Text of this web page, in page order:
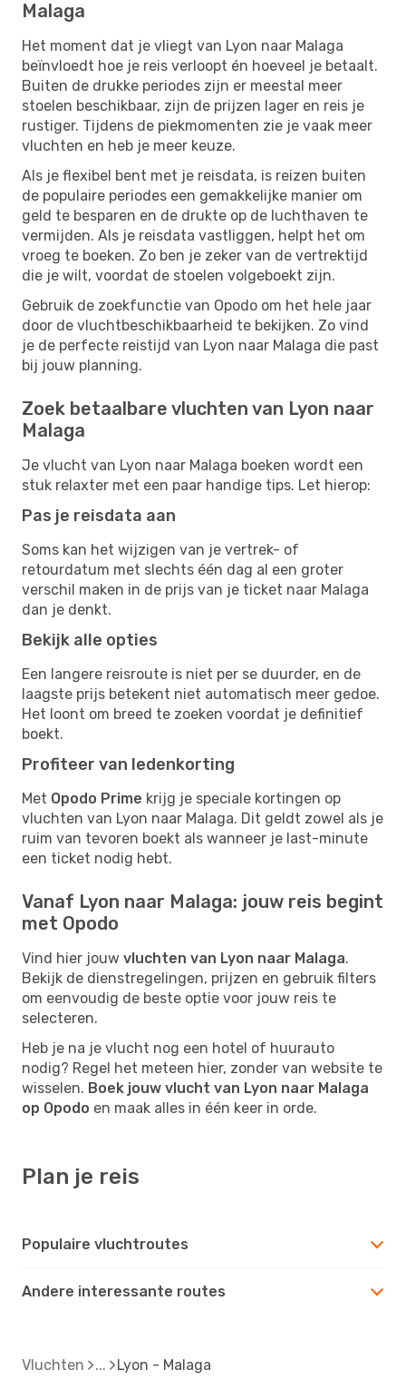
Malaga
Het moment dat je vliegt van Lyon naar Malaga
beïnvloedt hoe je reis verloopt én hoeveel je betaalt.
Buiten de drukke periodes zijn er meestal meer
stoelen beschikbaar, zijn de prijzen lager en reis je
rustiger. Tijdens de piekmomenten zie je vaak meer
vluchten en heb je meer keuze.
Als je flexibel bent met je reisdata, is reizen buiten
de populaire periodes een gemakkelijke manier om
geld te besparen en de drukte op de luchthaven te
vermijden. Als je reisdata vastliggen, helpt het om
vroeg te boeken. Zo ben je zeker van de vertrektijd
die je wilt, voordat de stoelen volgeboekt zijn.
Gebruik de zoekfunctie van Opodo om het hele jaar
door de vluchtbeschikbaarheid te bekijken. Zo vind
je de perfecte reistijd van Lyon naar Malaga die past
bij jouw planning.
Zoek betaalbare vluchten van Lyon naar
Malaga
Je vlucht van Lyon naar Malaga boeken wordt een
stuk relaxter met een paar handige tips. Let hierop:
Pas je reisdata aan
Soms kan het wijzigen van je vertrek- of
retourdatum met slechts één dag al een groter
verschil maken in de prijs van je ticket naar Malaga
dan je denkt.
Bekijk alle opties
Een langere reisroute is niet per se duurder, en de
laagste prijs betekent niet automatisch meer gedoe.
Het loont om breed te zoeken voordat je definitief
boekt.
Profiteer van ledenkorting
Met Opodo Prime krijg je speciale kortingen op
vluchten van Lyon naar Malaga. Dit geldt zowel als je
ruim van tevoren boekt als wanneer je last-minute
een ticket nodig hebt.
Vanaf Lyon naar Malaga: jouw reis begint
met Opodo
Vind hier jouw vluchten van Lyon naar Malaga.
Bekijk de dienstregelingen, prijzen en gebruik filters
om eenvoudig de beste optie voor jouw reis te
selecteren.
Heb je na je vlucht nog een hotel of huurauto
nodig? Regel het meteen hier, zonder van website te
wisselen. Boek jouw vlucht van Lyon naar Malaga
op Opodo en maak alles in één keer in orde.
Plan je reis
Populaire vluchtroutes
Andere interessante routes
Vluchten Lyon - Malaga